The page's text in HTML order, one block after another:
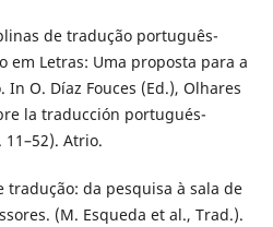
de tradução português-
em Letras: Uma proposta para a
In O. Díaz Fouces (Ed.), Olhares
la traducción portugués-
Atrio.
tradução: da pesquisa à sala de
(M. Esqueda et al., Trad.).